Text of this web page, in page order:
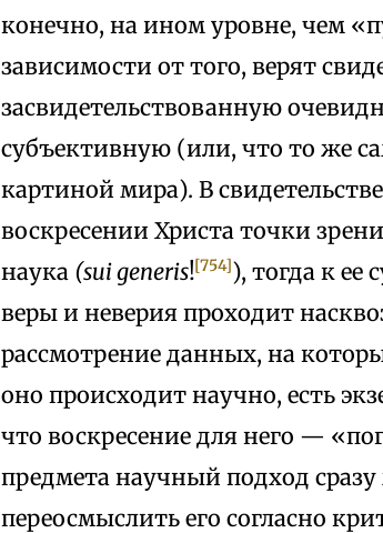
конечно, на ином уровне, чем
зависимости от того, верят
засвидетельствованную
субъективную (или, что то же
картиной мира). В
воскресении Христа точки
наука (sui generis![754]), тогда к ее
веры и неверия проходит
рассмотрение данных, на
оно происходит научно, есть
что воскресение для него —
предмета научный подход
переосмыслить его согласно